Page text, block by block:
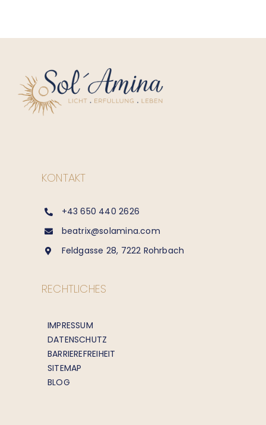
KONTAKT
+43 650 440 2626
beatrix@solamina.com
Feldgasse 28, 7222 Rohrbach
RECHTLICHES
IMPRESSUM
DATENSCHUTZ
BARRIEREFREIHEIT
SITEMAP
BLOG